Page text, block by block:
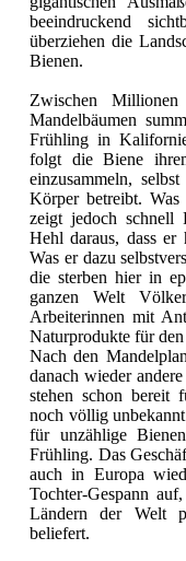
beeindruckend
überziehen die
Bienen.
Zwischen
Mandelbäumen
Frühling in
folgt die Biene
einzusammeln,
Körper betreibt. Was
zeigt jedoch schnell
Hehl daraus, dass
Was er dazu
die sterben hier in
ganzen Welt
Arbeiterinnen mit
Naturprodukte für
Nach den
danach wieder
stehen schon bereit
noch völlig
für unzählige
Frühling. Das
auch in Europa
Tochter-Gespann
Ländern der Welt
beliefert.